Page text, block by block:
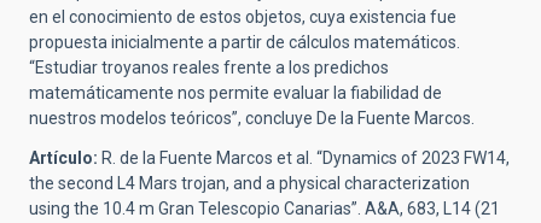
en el conocimiento de estos objetos, cuya existencia fue
propuesta inicialmente a partir de cálculos matemáticos.
“Estudiar troyanos reales frente a los predichos
matemáticamente nos permite evaluar la fiabilidad de
nuestros modelos teóricos”, concluye De la Fuente Marcos.
Artículo: R. de la Fuente Marcos et al. “Dynamics of 2023 FW14,
the second L4 Mars trojan, and a physical characterization
using the 10.4 m Gran Telescopio Canarias”. A&A, 683, L14 (21